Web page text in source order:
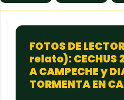
FOTOS DE
relato): CECHUS
A CAMPECHE y
TORMENTA EN